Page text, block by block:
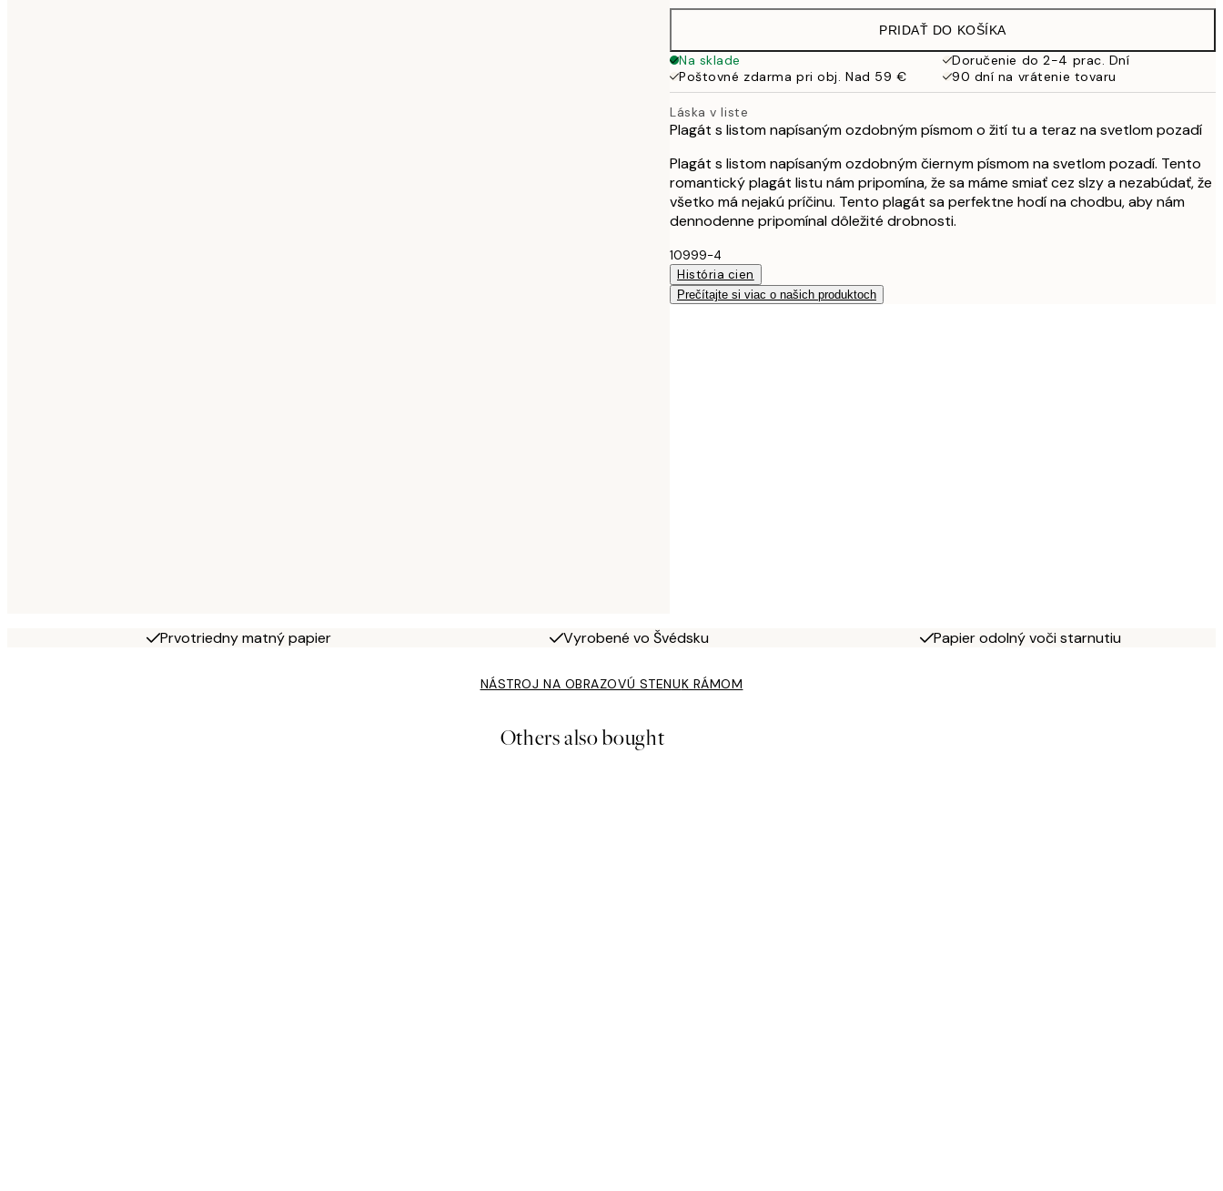
19,95 €
27,45 €
50x70 cm
32,45 €
70x100 cm 24,50 €
49 €
PRIDAŤ DO KOŠÍKA
Na sklade
Doručenie do 2-4 prac. Dní
Poštovné zdarma pri obj. Nad 59 €
90 dní na vrátenie tovaru
Láska v liste
Plagát s listom napísaným ozdobným písmom o žití tu a teraz na svetlom pozadí
Plagát s listom napísaným ozdobným čiernym písmom na svetlom pozadí. Tento
romantický plagát listu nám pripomína, že sa máme smiať cez slzy a nezabúdať, že
všetko má nejakú príčinu. Tento plagát sa perfektne hodí na chodbu, aby nám
dennodenne pripomínal dôležité drobnosti.
10999-4
História cien
Prečítajte si viac o našich produktoch
Prvotriedny matný papier Vyrobené vo Švédsku Papier odolný voči starnutiu
NÁSTROJ NA OBRAZOVÚ STENUK RÁMOM
Others also bought